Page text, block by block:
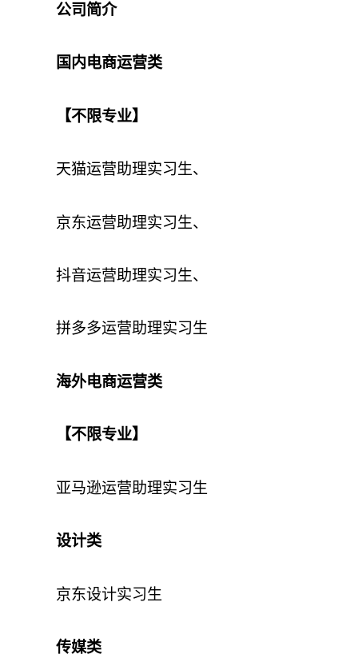
公司简介
国内电商运营类
【不限专业】
天猫运营助理实习生、
京东运营助理实习生、
抖音运营助理实习生、
拼多多运营助理实习生
海外电商运营类
【不限专业】
亚马逊运营助理实习生
设计类
京东设计实习生
传媒类